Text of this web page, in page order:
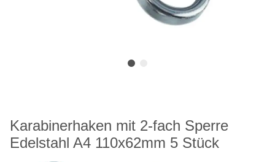
Karabinerhaken mit 2-fach Sperre
Edelstahl A4 110x62mm 5 Stück